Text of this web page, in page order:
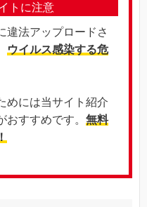
トに注意
違法アップロードさ
ウイルス感染する危
めには当サイト紹介
すすめです。 無料